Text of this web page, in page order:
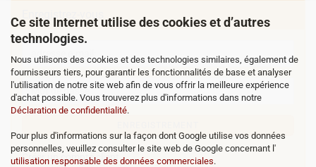
Ce site Internet utilise des cookies et d’autres
technologies.
Nous utilisons des cookies et des technologies similaires, également de
fournisseurs tiers, pour garantir les fonctionnalités de base et analyser
l'utilisation de notre site web afin de vous offrir la meilleure expérience
d'achat possible. Vous trouverez plus d'informations dans notre
Déclaration de confidentialité.
Pour plus d'informations sur la façon dont Google utilise vos données
personnelles, veuillez consulter le site web de Google concernant l'
utilisation responsable des données commerciales.
Enregistrez-vous
Créer un compte client